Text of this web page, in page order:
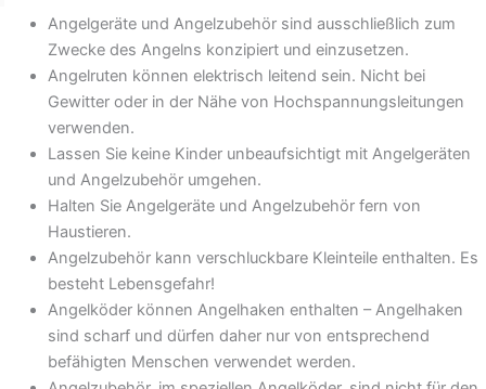
Angelgeräte und Angelzubehör sind ausschließlich zum
Zwecke des Angelns konzipiert und einzusetzen.
Angelruten können elektrisch leitend sein. Nicht bei
Gewitter oder in der Nähe von Hochspannungsleitungen
verwenden.
Lassen Sie keine Kinder unbeaufsichtigt mit Angelgeräten
und Angelzubehör umgehen.
Halten Sie Angelgeräte und Angelzubehör fern von
Haustieren.
Angelzubehör kann verschluckbare Kleinteile enthalten. Es
besteht Lebensgefahr!
Angelköder können Angelhaken enthalten – Angelhaken
sind scharf und dürfen daher nur von entsprechend
befähigten Menschen verwendet werden.